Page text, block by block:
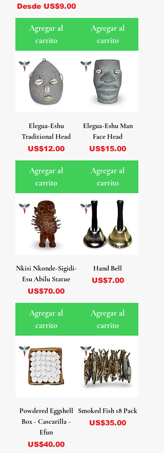
Desde US$9.00
Precio de oferta
Agregar al
carrito
Agregar al
carrito
Elegua-Eshu
Traditional Head
Precio
US$12.00
Agregar al
carrito
Elegua-Eshu Man
Face Head
Precio
US$15.00
Agregar al
carrito
Nkisi Nkonde-Sigidi-
Esu Abilu Statue
Precio
US$70.00
Agregar al
carrito
Hand Bell
Precio
US$7.00
Agregar al
carrito
Powdered Eggshell
Box - Cascarilla -
Efun
Precio
US$40.00
Smoked Fish 18 Pack
Precio
US$35.00